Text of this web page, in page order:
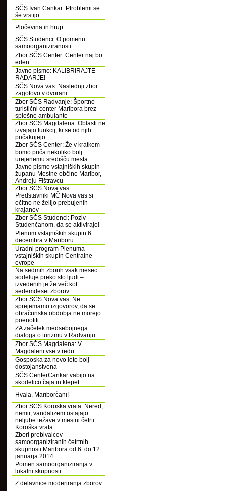
SČS Ivan Cankar: Ptroblemi se
še vrstijo
Pločevina in hrup
SČS Studenci: O pomenu
samoorganiziranosti
Zbor SČS Center: Center naj bo
eden
Javno pismo: KALIBRIRAJTE
RADARJE!
SČS Nova vas: Naslednji zbor
zagotovo v dvorani
Zbor SČS Radvanje: Športno-
turistični center Maribora brez
splošne ambulante
Zbor SČS Magdalena: Oblasti ne
izvajajo funkcij, ki se od njih
pričakujejo
Zbor SČS Center: Že v kratkem
bomo priča nekoliko bolj
urejenemu središču mesta
Javno pismo vstajniških skupin
županu Mestne občine Maribor,
Andreju Fištravcu
Zbor SČS Nova vas:
Predstavniki MČ Nova vas si
očitno ne želijo prebujenih
krajanov
Zbor SČS Studenci: Poziv
Studenčanom, da se aktivirajo!
Plenum vstajniških skupin 6.
decembra v Mariboru
Uradni program Plenuma
vstajniških skupin Centralne
evrope
Na sedmih zborih vsak mesec
sodeluje preko sto ljudi –
izvedenih je že več kot
sedemdeset zborov.
Zbor SČS Nova vas: Ne
sprejemamo izgovorov, da se
obračunska obdobja ne morejo
poenotiti
ZA začetek medsebojnega
dialoga o turizmu v Radvanju
Zbor SČS Magdalena: V
Magdaleni vse v redu
Gosposka za novo leto bolj
dostojanstvena
SČS CenterCankar vabijo na
skodelico čaja in klepet
Hvala, Mariborčani!
Zbor SCS Koroska vrata: Nered,
nemir, vandalizem ostajajo
neljube težave v mestni četrti
Koroška vrata
Zbori prebivalcev
samoorganiziranih četrtnih
skupnosti Maribora od 6. do 12.
januarja 2014
Pomen samoorganiziranja v
lokalni skupnosti
Z delavnice moderiranja zborov